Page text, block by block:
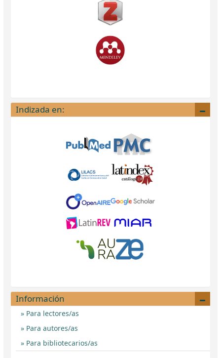
Indizada en:
Información
Para lectores/as
Para autores/as
Para bibliotecarios/as